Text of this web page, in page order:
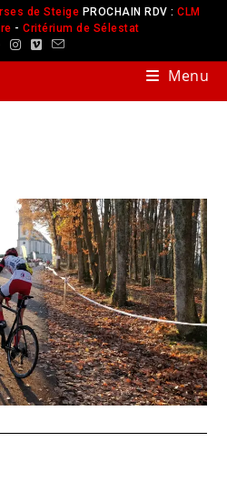
de Steige PROCHAIN RDV :CLM
- Critérium de Sélestat
Menu